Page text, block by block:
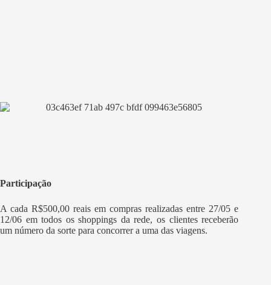
Participação
A cada R$500,00 reais em compras realizadas entre 27/05 e
12/06 em todos os shoppings da rede, os clientes receberão
um número da sorte para concorrer a uma das viagens.